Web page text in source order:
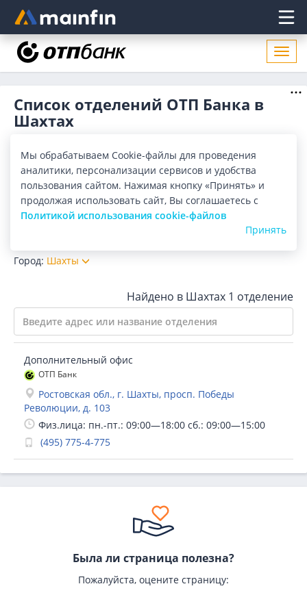
Главное меню
Список отделений ОТП Банка в
Шахтах
поиск ближайшего отделения ОТП Банка в Шахтах по
адресу, названию. Часы работы, телефоны, контактные
данные.
Показать весь
Банкоматы
Список
Город: Шахты
Найдено в Шахтах 1 отделение
Дополнительный офис
ОТП Банк
Ростовская обл., г. Шахты, просп. Победы
Революции, д. 103
Физ.лица: пн.-пт.: 09:00—18:00 сб.: 09:00—15:00
(495) 775-4-775
Была ли страница полезна?
Пожалуйста, оцените страницу:
Мы обрабатываем Cookie-файлы для проведения
аналитики, персонализации сервисов и удобства
пользования сайтом. Нажимая кнопку «Принять» и
продолжая использовать сайт, Вы соглашаетесь с
Политикой использования cookie-файлов
Принять